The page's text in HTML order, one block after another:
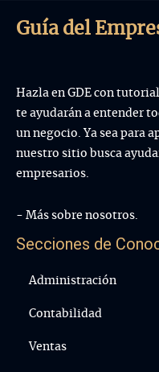
Guía del
Hazla en GDE con
te ayudarán a entender
un negocio. Ya sea para
nuestro sitio busca
empresarios.
- Más sobre nosotros.
Secciones de
Administración
Contabilidad
Ventas